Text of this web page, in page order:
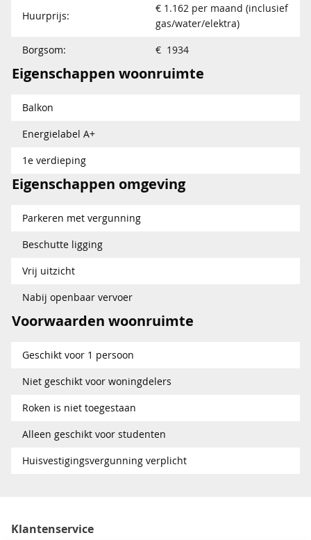
Huurprijs:
€ 1.162 per maand (inclusief
gas/water/elektra)
Borgsom:
€ 1934
Eigenschappen woonruimte
Balkon
Energielabel A+
1e verdieping
Eigenschappen omgeving
Parkeren met vergunning
Beschutte ligging
Vrij uitzicht
Nabij openbaar vervoer
Voorwaarden woonruimte
Geschikt voor 1 persoon
Niet geschikt voor woningdelers
Roken is niet toegestaan
Alleen geschikt voor studenten
Huisvestigingsvergunning verplicht
Klantenservice